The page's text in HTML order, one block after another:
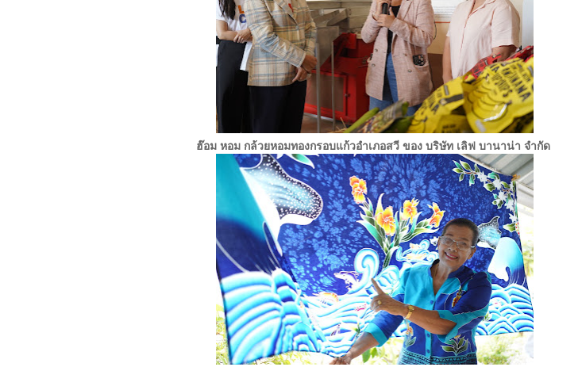
ฮ๊อม หอม กล้วยหอมทองกรอบแก้วอำเภอสวี ของ บริษัท เลิฟ บานาน่า จำกัด